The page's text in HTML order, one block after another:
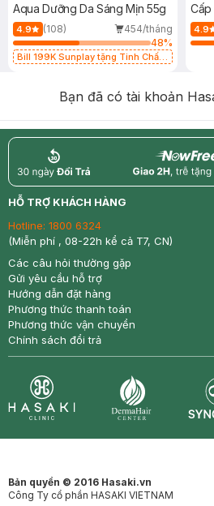
Aqua Dưỡng Da Sáng Mịn 55g
4.9 (108)
454/tháng
48%
Bill 199K Sunplay tặng Tinh Chất
Cấp
4.9
Bạn đã có tài khoản
return nowfree
HỖ TRỢ KHÁCH HÀNG
Hotline: 1800 6324
(Miễn phí , 08-22h kể cả T7, CN)
Các câu hỏi thường gặp
Gửi yêu cầu hỗ trợ
Hướng dẫn đặt hàng
Phương thức thanh toán
Phương thức vận chuyển
Chính sách đổi trả
Bản quyền © 2016 Hasaki.vn
Công Ty cổ phần HASAKI VIETNAM